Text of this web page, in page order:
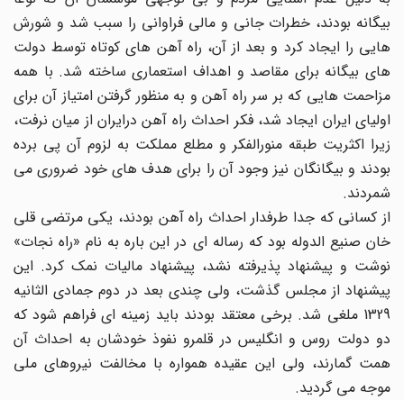
بیگانه بودند، خطرات جانی و مالی فراوانی را سبب شد و شورش
هایی را ایجاد کرد و بعد از آن، راه آهن های کوتاه توسط دولت
های بیگانه برای مقاصد و اهداف استعماری ساخته شد. با همه
مزاحمت هایی که بر سر راه آهن و به منظور گرفتن امتیاز آن برای
اولیای ایران ایجاد شد، فکر احداث راه آهن درایران از میان نرفت،
زیرا اکثریت طبقه منورالفکر و مطلع مملکت به لزوم آن پی برده
بودند و بیگانگان نیز وجود آن را برای هدف های خود ضروری می
شمردند.
از کسانی که جدا طرفدار احداث راه آهن بودند، یکی مرتضی قلی
خان صنیع الدوله بود که رساله ای در این باره به نام «راه نجات»
نوشت و پیشنهاد پذیرفته نشد، پیشنهاد مالیات نمک کرد. این
پیشنهاد از مجلس گذشت، ولی چندی بعد در دوم جمادی الثانیه
1329 ملغی شد. برخی معتقد بودند باید زمینه ای فراهم شود که
دو دولت روس و انگلیس در قلمرو نفوذ خودشان به احداث آن
همت گمارند، ولی این عقیده همواره با مخالفت نیروهای ملی
موجه می گردید.